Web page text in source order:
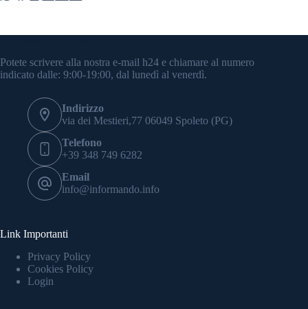
Potete scrivere alla nostra e-mail h24 e chiamare al numero
indicato dalle: 9:00-19:00, dal lunedì al venerdì.
Indirizzo
via dei Mestieri,77 06049 Spoleto (PG)
Telefono
+39 348 749 6282
Email
info@informando.info
Link Importanti
Privacy Policy
Cookies Policy
Login